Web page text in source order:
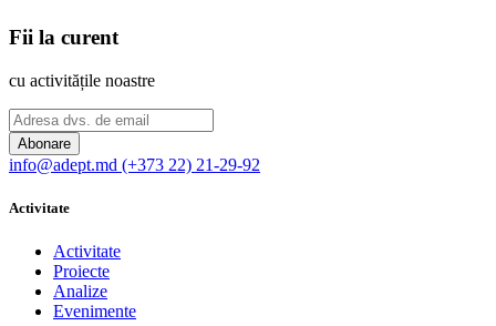
Fii la curent
cu activitățile noastre
Abonare
info@adept.md (+373 22) 21-29-92
Activitate
Activitate
Proiecte
Analize
Evenimente